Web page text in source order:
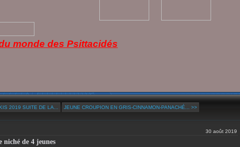
monde des Psittacidés
2019 SUITE DE LA... JEUNE CROUPION EN GRIS-CINNAMON-PANACHÉ... >>
30 août 2019
niché de 4 jeunes